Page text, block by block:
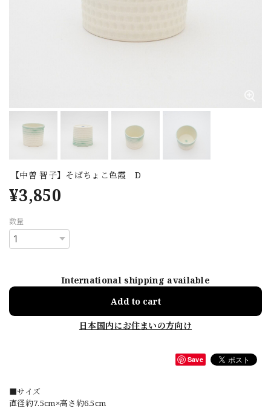
【中曽 智子】そばちょこ色霞 D
¥3,850
数量
International shipping available
Add to cart
日本国内にお住まいの方向け
Save
■サイズ
直径約7.5cm×高さ約6.5cm